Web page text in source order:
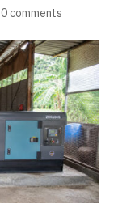
0 comments